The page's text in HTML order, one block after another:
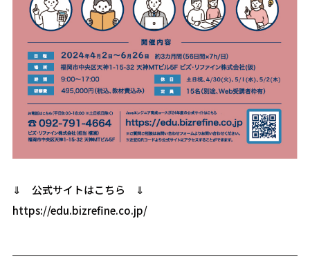
⇓ 公式サイトはこちら ⇓
https://edu.bizrefine.co.jp/